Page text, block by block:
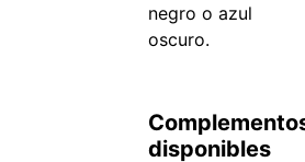
negro o azul
oscuro.
disponibles